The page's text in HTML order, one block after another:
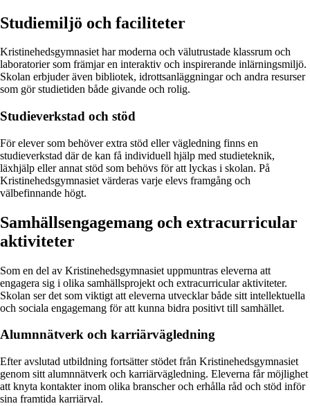
Studiemiljö och faciliteter
Kristinehedsgymnasiet har moderna och välutrustade klassrum och
laboratorier som främjar en interaktiv och inspirerande inlärningsmiljö.
Skolan erbjuder även bibliotek, idrottsanläggningar och andra resurser
som gör studietiden både givande och rolig.
Studieverkstad och stöd
För elever som behöver extra stöd eller vägledning finns en
studieverkstad där de kan få individuell hjälp med studieteknik,
läxhjälp eller annat stöd som behövs för att lyckas i skolan. På
Kristinehedsgymnasiet värderas varje elevs framgång och
välbefinnande högt.
Samhällsengagemang och extracurricular
aktiviteter
Som en del av Kristinehedsgymnasiet uppmuntras eleverna att
engagera sig i olika samhällsprojekt och extracurricular aktiviteter.
Skolan ser det som viktigt att eleverna utvecklar både sitt intellektuella
och sociala engagemang för att kunna bidra positivt till samhället.
Alumnnätverk och karriärvägledning
Efter avslutad utbildning fortsätter stödet från Kristinehedsgymnasiet
genom sitt alumnnätverk och karriärvägledning. Eleverna får möjlighet
att knyta kontakter inom olika branscher och erhålla råd och stöd inför
sina framtida karriärval.